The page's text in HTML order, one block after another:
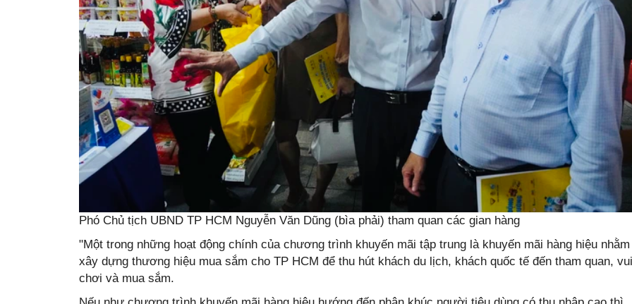
Phó Chủ tịch UBND TP HCM Nguyễn Văn Dũng (bìa phải) tham quan các gian hàng
"Một trong những hoạt động chính của chương trình khuyến mãi tập trung là khuyến mãi hàng hiệu nhằm
xây dựng thương hiệu mua sắm cho TP HCM để thu hút khách du lịch, khách quốc tế đến tham quan, vui
chơi và mua sắm.